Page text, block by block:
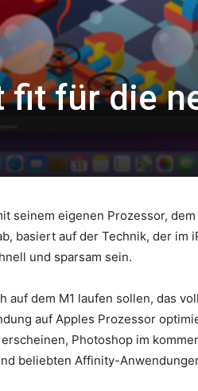
für die
seinem eigenen Prozessor, dem
basiert auf der Technik, der im
und sparsam sein.
dem M1 laufen sollen, das
auf Apples Prozessor
Photoshop im
beliebten Affinity-